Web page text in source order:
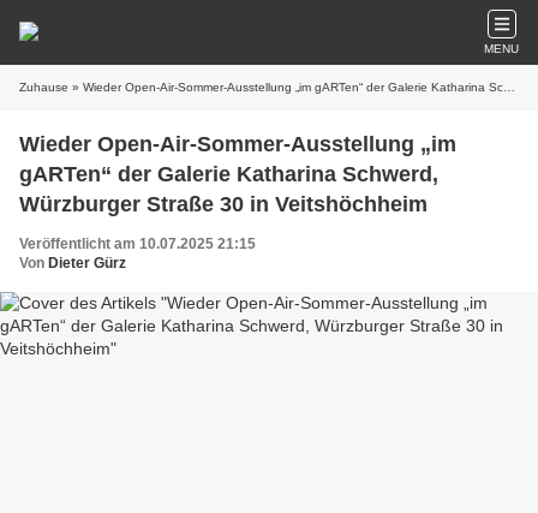
MENU
Zuhause » Wieder Open-Air-Sommer-Ausstellung „im gARTen“ der Galerie Katharina Schwerd, Würzburger Straße 30 in Veitshöchheim
Wieder Open-Air-Sommer-Ausstellung „im
gARTen“ der Galerie Katharina Schwerd,
Würzburger Straße 30 in Veitshöchheim
Veröffentlicht am 10.07.2025 21:15
Von Dieter Gürz